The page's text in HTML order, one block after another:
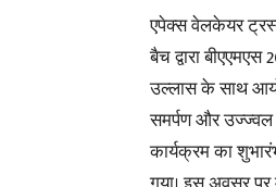
एपेक्स वेलकेयर
बैच द्वारा
उल्लास के साथ
समर्पण और उज्ज्वल
कार्यक्रम का